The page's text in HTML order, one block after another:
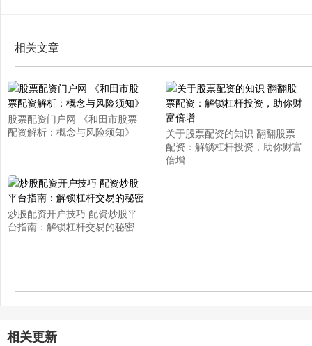
相关文章
股票配资门户网 《和田市股票
配资解析：概念与风险须知》
关于股票配资的知识 翻翻股票
配资：解锁杠杆投资，助你财富
倍增
炒股配资开户技巧 配资炒股平
台指南：解锁杠杆交易的秘密
相关更新